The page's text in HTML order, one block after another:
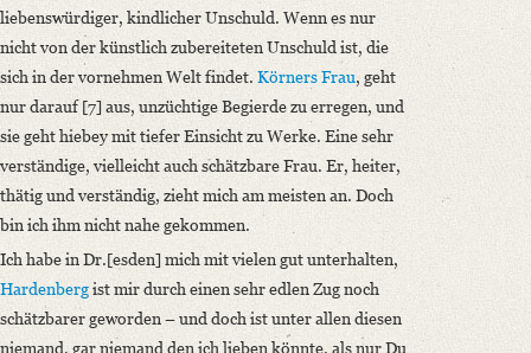
liebenswürdiger, kindlicher Unschuld. Wenn es nur
nicht von der künstlich zubereiteten Unschuld ist, die
sich in der vornehmen Welt findet. Körners Frau, geht
nur darauf [7] aus, unzüchtige Begierde zu erregen, und
sie geht hiebey mit tiefer Einsicht zu Werke. Eine sehr
verständige, vielleicht auch schätzbare Frau. Er, heiter,
thätig und verständig, zieht mich am meisten an. Doch
bin ich ihm nicht nahe gekommen.
Ich habe in Dr.[esden] mich mit vielen gut unterhalten,
Hardenbergist mir durch einen sehr edlen Zug noch
schätzbarer geworden – und doch ist unter allen diesen
niemand, gar niemand den ich lieben könnte, als nur Du